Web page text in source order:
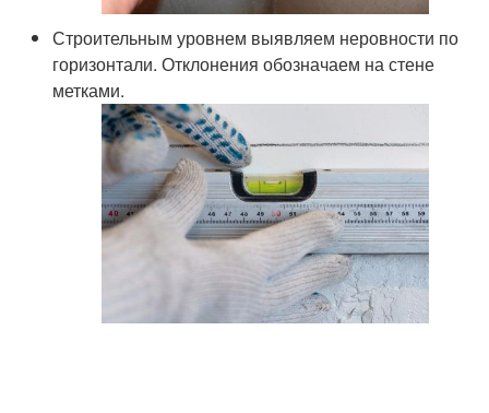
Строительным уровнем выявляем неровности по
горизонтали. Отклонения обозначаем на стене
метками.